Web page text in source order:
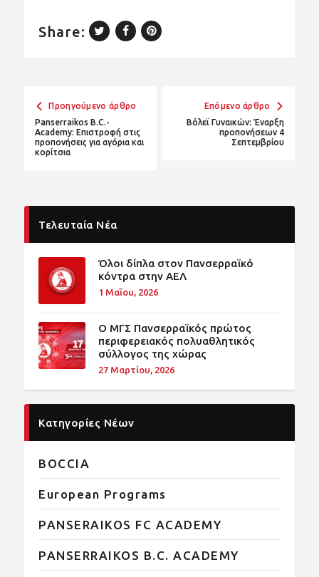
Share:
Προηγούμενο άρθρο
Panserraikos B.C.-
Academy: Επιστροφή στις
προπονήσεις για αγόρια και
κορίτσια
Επόμενο άρθρο
Βόλεϊ Γυναικών: Έναρξη
προπονήσεων 4
Σεπτεμβρίου
Τελευταία Νέα
Όλοι δίπλα στον Πανσερραϊκό
κόντρα στην ΑΕΛ
1 Μαΐου, 2026
O ΜΓΣ Πανσερραϊκός πρώτος
περιφερειακός πολυαθλητικός
σύλλογος της χώρας
27 Μαρτίου, 2026
Κατηγορίες Νέων
BOCCIA
European Programs
PANSERAIKOS FC ACADEMY
PANSERRAIKOS B.C. ACADEMY